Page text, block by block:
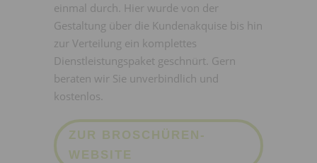
einmal durch. Hier wurde von der
Gestaltung über die Kundenakquise bis hin
zur Verteilung ein komplettes
Dienstleistungspaket geschnürt. Gern
beraten wir Sie unverbindlich und
kostenlos.
ZUR BROSCHÜREN-
WEBSITE